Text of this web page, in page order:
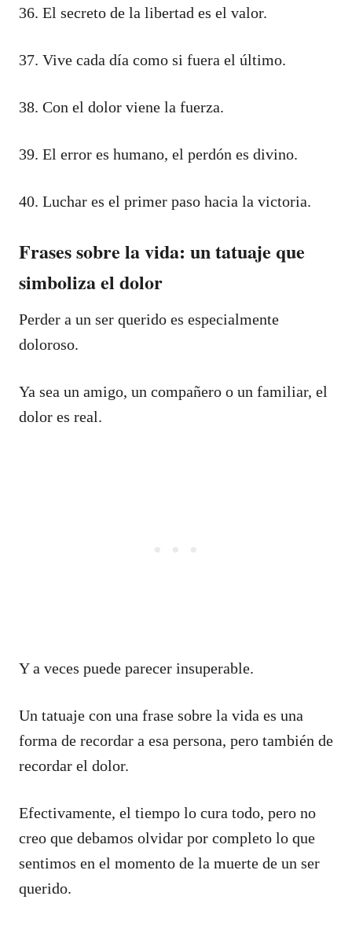
36. El secreto de la libertad es el valor.
37. Vive cada día como si fuera el último.
38. Con el dolor viene la fuerza.
39. El error es humano, el perdón es divino.
40. Luchar es el primer paso hacia la victoria.
Frases sobre la vida: un tatuaje que
simboliza el dolor
Perder a un ser querido es especialmente
doloroso.
Ya sea un amigo, un compañero o un familiar, el
dolor es real.
Y a veces puede parecer insuperable.
Un tatuaje con una frase sobre la vida es una
forma de recordar a esa persona, pero también de
recordar el dolor.
Efectivamente, el tiempo lo cura todo, pero no
creo que debamos olvidar por completo lo que
sentimos en el momento de la muerte de un ser
querido.